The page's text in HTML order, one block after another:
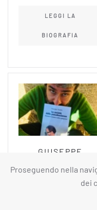
LEGGI LA
BIOGRAFIA
GIUSEPPE
Proseguendo nella
dei